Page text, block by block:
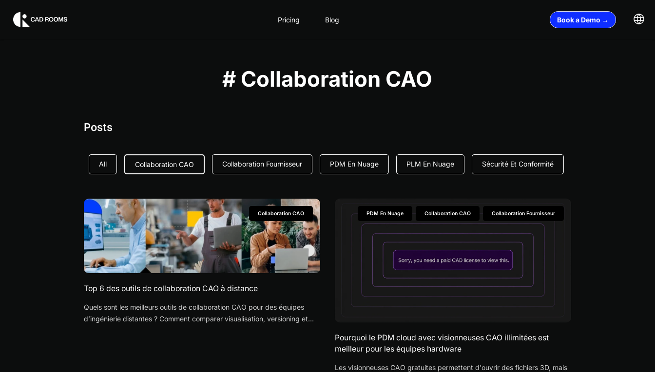
Pricing Blog Book a Demo →
# Collaboration CAO
Posts
All Collaboration CAO Collaboration Fournisseur PDM En Nuage PLM En Nuage Sécurité Et Conformité
Collaboration CAO
Top 6 des outils de collaboration CAO à distance
Quels sont les meilleurs outils de collaboration CAO pour des équipes
d’ingénierie distantes ? Comment comparer visualisation, versioning et
PDM En Nuage Collaboration CAO Collaboration Fournisseur
Pourquoi le PDM cloud avec visionneuses CAO illimitées est
meilleur pour les équipes hardware
Les visionneuses CAO gratuites permettent d'ouvrir des fichiers 3D, mais